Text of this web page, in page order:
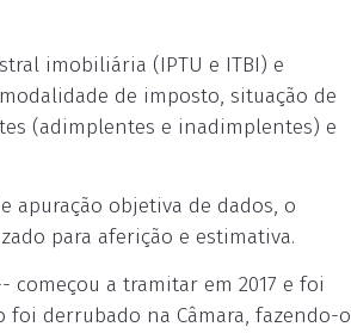
imobiliária (IPTU e ITBI) e
de imposto, situação de
(adimplentes e inadimplentes) e
apuração objetiva de dados, o
para aferição e estimativa.
a tramitar em 2017 e foi
foi derrubado na Câmara, fazendo-o